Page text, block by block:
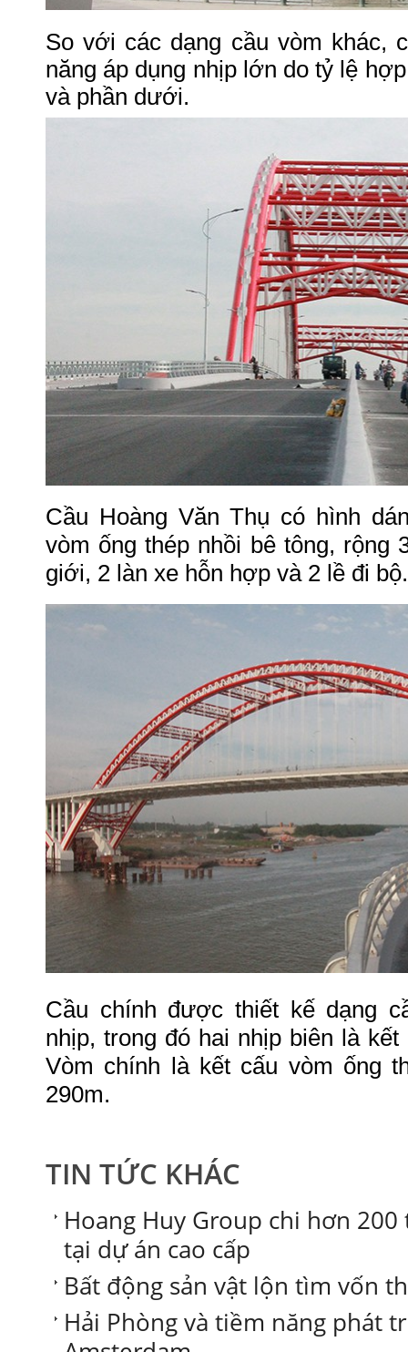
So với các dạng cầu vòm khác,
năng áp dụng nhịp lớn do tỷ lệ
và phần dưới.
Cầu Hoàng Văn Thụ có hình
vòm ống thép nhồi bê tông, rộng
giới, 2 làn xe hỗn hợp và 2 lề đi bộ.
Cầu chính được thiết kế dạng
nhịp, trong đó hai nhịp biên là
Vòm chính là kết cấu vòm ống
290m.
TIN TỨC KHÁC
Hoang Huy Group chi hơn
tại dự án cao cấp
Bất động sản vật lộn tìm vốn
Hải Phòng và tiềm năng phát